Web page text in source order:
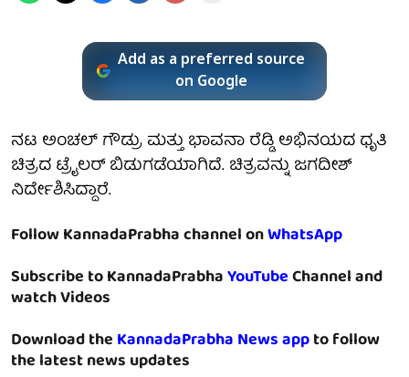
Add as a preferred source
on Google
ನಟ ಅಂಚಲ್ ಗೌಡ್ರು ಮತ್ತು ಭಾವನಾ ರೆಡ್ಡಿ ಅಭಿನಯದ ಧೃತಿ
ಚಿತ್ರದ ಟ್ರೈಲರ್ ಬಿಡುಗಡೆಯಾಗಿದೆ. ಚಿತ್ರವನ್ನು ಜಗದೀಶ್
ನಿರ್ದೇಶಿಸಿದ್ದಾರೆ.
Follow KannadaPrabha channel onWhatsApp
Subscribe to KannadaPrabhaYouTubeChannel and
watch Videos
Download theKannadaPrabha News appto follow
the latest news updates